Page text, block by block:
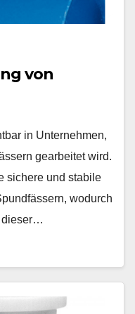
von
in Unternehmen,
gearbeitet wird.
sichere und stabile
wodurch
dieser…